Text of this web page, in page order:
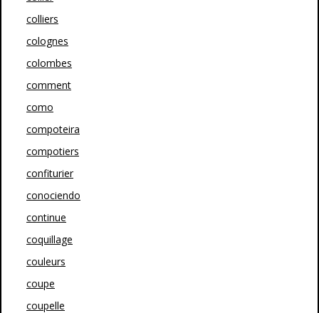
colliers
colognes
colombes
comment
como
compoteira
compotiers
confiturier
conociendo
continue
coquillage
couleurs
coupe
coupelle